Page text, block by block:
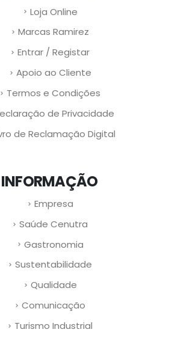
Loja Online
Marcas Ramirez
Entrar / Registar
Apoio ao Cliente
Termos e Condições
de Privacidade
de Reclamação Digital
INFORMAÇÃO
Empresa
Saúde Cenutra
Gastronomia
Sustentabilidade
Qualidade
Comunicação
Turismo Industrial